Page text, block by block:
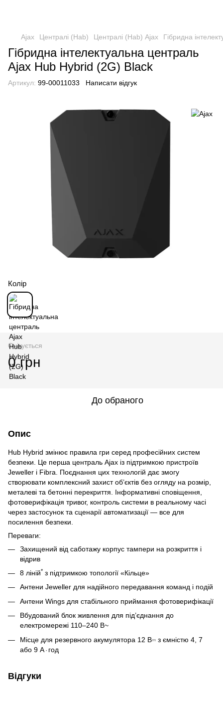
Ajax Централі (Hab) Централі (Hab) Ajax Гібридна
Гібридна інтелектуальна централь
Ajax Hub Hybrid (2G) Black
Артикул: 99-00011033 Написати відгук
Колір
Очікується
0 грн
До обраного
Опис
Hub Hybrid змінює правила гри серед професійних систем
безпеки. Це перша централь Ajax із підтримкою пристроїв
Jeweller і Fibra. Поєднання цих технологій дає змогу
створювати комплексний захист об’єктів без огляду на розмір,
металеві та бетонні перекриття. Інформативні сповіщення,
фотоверифікація тривог, контроль системи в реальному часі
через застосунок та сценарії автоматизації — все для
посилення безпеки.
Переваги:
Захищений від саботажу корпус тампери на розкриття і
відрив
8 ліній* з підтримкою топології «Кільце»
Антени Jeweller для надійного передавання команд і подій
Антени Wings для стабільного приймання фотоверифікації
Вбудований блок живлення для під’єднання до
електромережі 110–240 В~
Місце для резервного акумулятора 12 В⎓ з ємністю 4, 7
або 9 А⋅год
Відгуки